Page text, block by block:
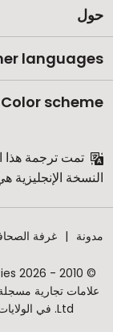
حول
languages
Color scheme
تمت ترجمة هذا
النسخة
مدونة غرفة
Ltd. في الولايات المتحدة ودول أخرى. جميع الحقوق محفوظة.